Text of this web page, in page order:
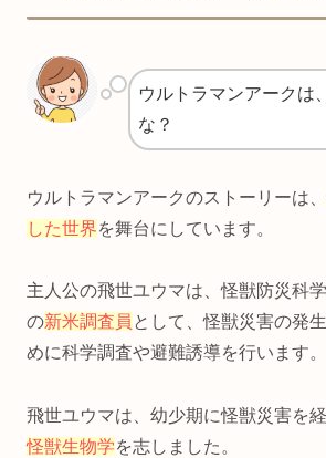
ウルトラマンアークは
な？
ウルトラマンアークのストーリーは、
した世界を舞台にしています。
主人公の飛世ユウマは、怪獣防災科
の新米調査員 として、怪獣災害の発
めに科学調査や避難誘導を行います。
飛世ユウマは、幼少期に怪獣災害を
怪獣生物学を志しました。